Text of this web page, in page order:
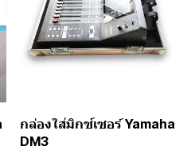
กล่องใส่มิกซ์เซอร์ Yamaha
DM3